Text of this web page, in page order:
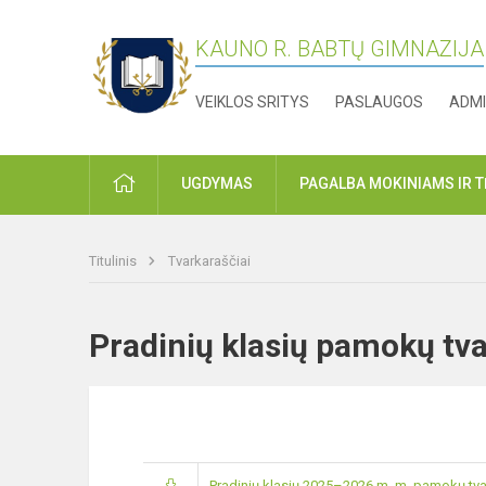
KAUNO R. BABTŲ GIMNAZIJA
VEIKLOS SRITYS PASLAUGOS
PRADŽIAUGDYMAS PAGALBA MOKINIAMS IR
Titulinis Tvarkaraščiai
Pradinių klasių pamokų